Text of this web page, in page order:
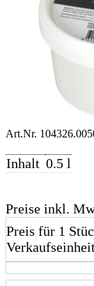
Art.Nr.
Inhalt 0.5 l
Preise inkl.
Preis für 1